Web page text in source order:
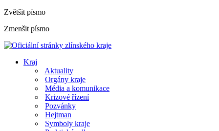
Zvětšit písmo
Zmenšit písmo
Kraj
Aktuality
Orgány kraje
Média a komunikace
Krizové řízení
Pozvánky
Hejtman
Symboly kraje